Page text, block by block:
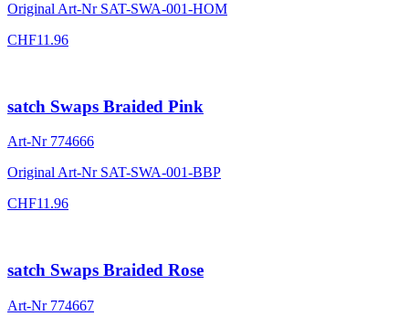
Original Art-Nr SAT-SWA-001-HOM
CHF11.96
satch Swaps Braided Pink
Art-Nr 774666
Original Art-Nr SAT-SWA-001-BBP
CHF11.96
satch Swaps Braided Rose
Art-Nr 774667